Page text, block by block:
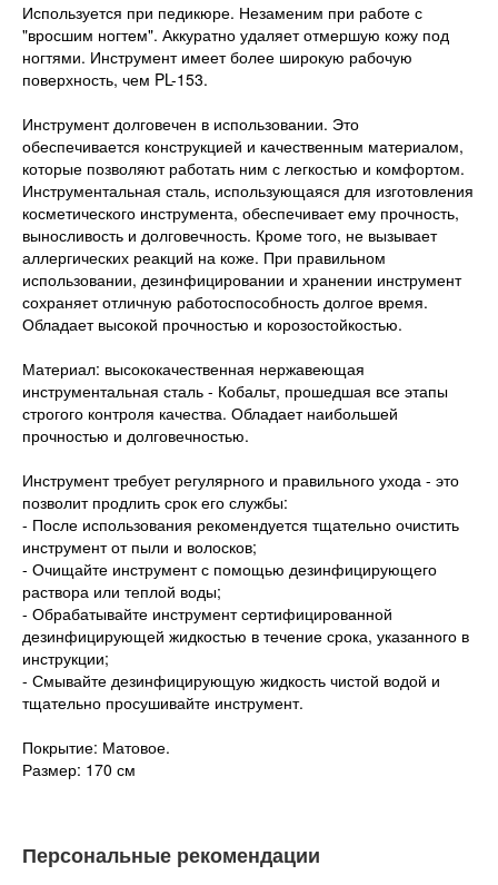
Используется при педикюре. Незаменим при работе с
"вросшим ногтем". Аккуратно удаляет отмершую кожу под
ногтями. Инструмент имеет более широкую рабочую
поверхность, чем PL-153.
Инструмент долговечен в использовании. Это
обеспечивается конструкцией и качественным материалом,
которые позволяют работать ним с легкостью и комфортом.
Инструментальная сталь, использующаяся для изготовления
косметического инструмента, обеспечивает ему прочность,
выносливость и долговечность. Кроме того, не вызывает
аллергических реакций на коже. При правильном
использовании, дезинфицировании и хранении инструмент
сохраняет отличную работоспособность долгое время.
Обладает высокой прочностью и корозостойкостью.
Материал: высококачественная нержавеющая
инструментальная сталь - Кобальт, прошедшая все этапы
строгого контроля качества. Обладает наибольшей
прочностью и долговечностью.
Инструмент требует регулярного и правильного ухода - это
позволит продлить срок его службы:
- После использования рекомендуется тщательно очистить
инструмент от пыли и волосков;
- Очищайте инструмент с помощью дезинфицирующего
раствора или теплой воды;
- Обрабатывайте инструмент сертифицированной
дезинфицирующей жидкостью в течение срока, указанного в
инструкции;
- Смывайте дезинфицирующую жидкость чистой водой и
тщательно просушивайте инструмент.
Покрытие: Матовое.
Размер: 170 см
Персональные рекомендации